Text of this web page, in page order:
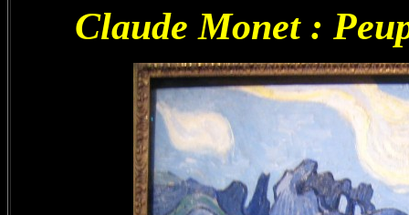
Claude Monet :